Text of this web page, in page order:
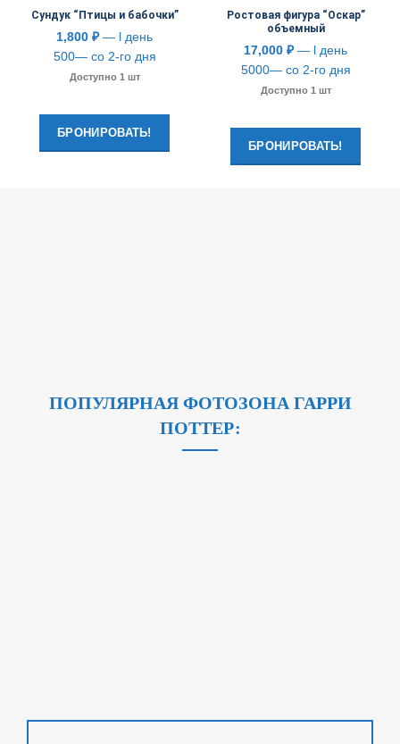
Сундук “Птицы и бабочки”
1,800 ₽— l день
500— со 2-го дня
Доступно 1 шт
БРОНИРОВАТЬ!
Ростовая фигура “Оскар”
объемный
17,000 ₽— l день
5000— со 2-го дня
Доступно 1 шт
БРОНИРОВАТЬ!
ПОПУЛЯРНАЯ ФОТОЗОНА ГАРРИ
ПОТТЕР: